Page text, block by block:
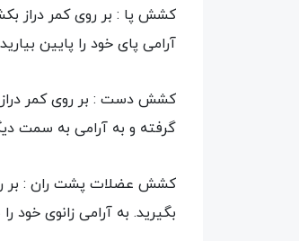
کشش پا : بر روی کمر دراز
آرامی پای خود را پایین
کشش دست : بر روی کمر دراز
گرفته و به آرامی به سمت
کشش عضلات پشت ران : بر
بگیرید. به آرامی زانوی